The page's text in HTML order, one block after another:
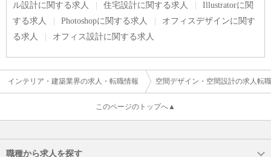
ル設計に関する求人
住宅設計に関する求人
Illustratorに関
する求人
Photoshopに関する求人
オフィスデザインに関す
る求人
オフィス設計に関する求人
インテリア・建築業界の求人・転職情報 空間デザイン・空間設計の求人転
このページのトップへ▲
職種から求人を探す